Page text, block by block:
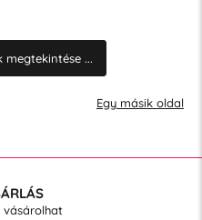
megtekintése ...
Egy másik oldal
esetén